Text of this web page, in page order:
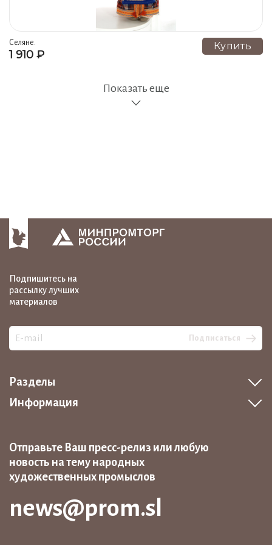
Селяне.
1 910 ₽
Купить
Показать еще
Подпишитесь на
рассылку лучших
материалов
Подписаться
Разделы
Информация
Отправьте Ваш пресс-релиз или любую
новость на тему народных
художественных промыслов
news@prom.sl